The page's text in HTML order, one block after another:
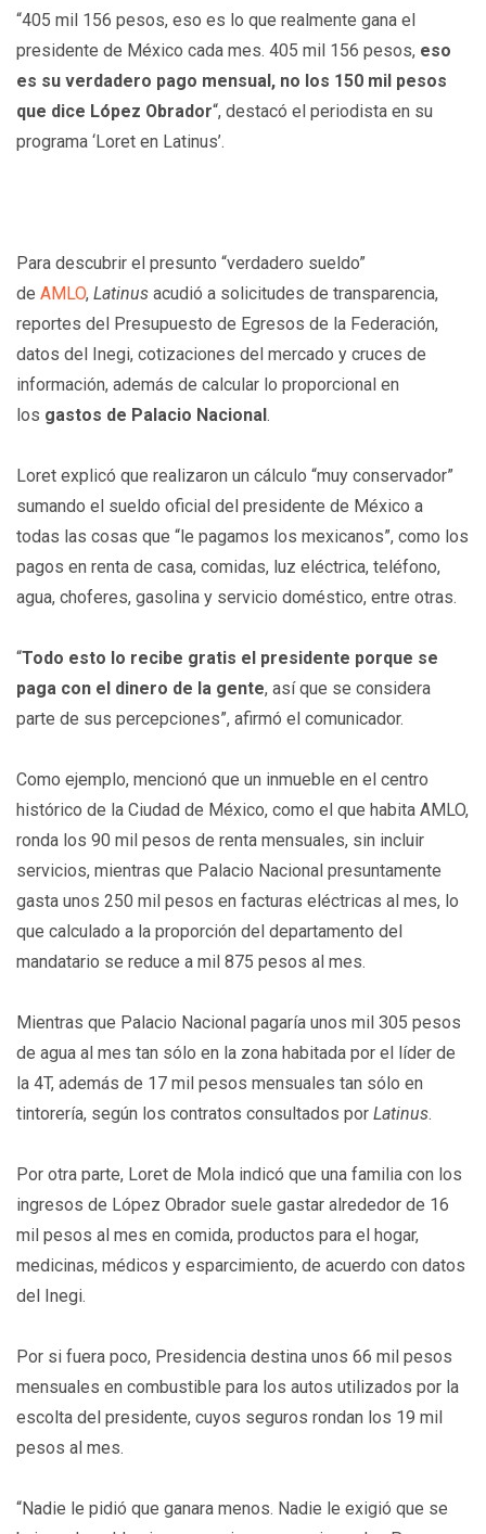
“405 mil 156 pesos, eso es lo que realmente gana el
presidente de México cada mes. 405 mil 156 pesos, eso
es su verdadero pago mensual, no los 150 mil pesos
que dice López Obrador“, destacó el periodista en su
programa ‘Loret en Latinus’.
Para descubrir el presunto “verdadero sueldo”
de AMLO, Latinus acudió a solicitudes de transparencia,
reportes del Presupuesto de Egresos de la Federación,
datos del Inegi, cotizaciones del mercado y cruces de
información, además de calcular lo proporcional en
los gastos de Palacio Nacional.
Loret explicó que realizaron un cálculo “muy conservador”
sumando el sueldo oficial del presidente de México a
todas las cosas que “le pagamos los mexicanos”, como los
pagos en renta de casa, comidas, luz eléctrica, teléfono,
agua, choferes, gasolina y servicio doméstico, entre otras.
“Todo esto lo recibe gratis el presidente porque se
paga con el dinero de la gente, así que se considera
parte de sus percepciones”, afirmó el comunicador.
Como ejemplo, mencionó que un inmueble en el centro
histórico de la Ciudad de México, como el que habita AMLO,
ronda los 90 mil pesos de renta mensuales, sin incluir
servicios, mientras que Palacio Nacional presuntamente
gasta unos 250 mil pesos en facturas eléctricas al mes, lo
que calculado a la proporción del departamento del
mandatario se reduce a mil 875 pesos al mes.
Mientras que Palacio Nacional pagaría unos mil 305 pesos
de agua al mes tan sólo en la zona habitada por el líder de
la 4T, además de 17 mil pesos mensuales tan sólo en
tintorería, según los contratos consultados por Latinus.
Por otra parte, Loret de Mola indicó que una familia con los
ingresos de López Obrador suele gastar alrededor de 16
mil pesos al mes en comida, productos para el hogar,
medicinas, médicos y esparcimiento, de acuerdo con datos
del Inegi.
Por si fuera poco, Presidencia destina unos 66 mil pesos
mensuales en combustible para los autos utilizados por la
escolta del presidente, cuyos seguros rondan los 19 mil
pesos al mes.
“Nadie le pidió que ganara menos. Nadie le exigió que se